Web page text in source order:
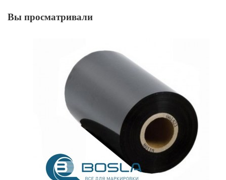
Вы просматривали